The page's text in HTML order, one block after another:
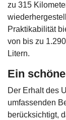
zu 315
Praktikabilität
von bis zu
Litern.
Ein
Der Erhalt des
umfassenden
berücksichtigt,